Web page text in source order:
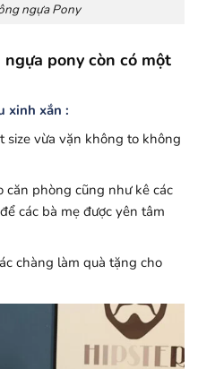
ngựa Pony
pony còn có một
xinh xắn :
size vừa vặn không to không
căn phòng cũng như kê các
các bà mẹ được yên tâm
chàng làm quà tặng cho